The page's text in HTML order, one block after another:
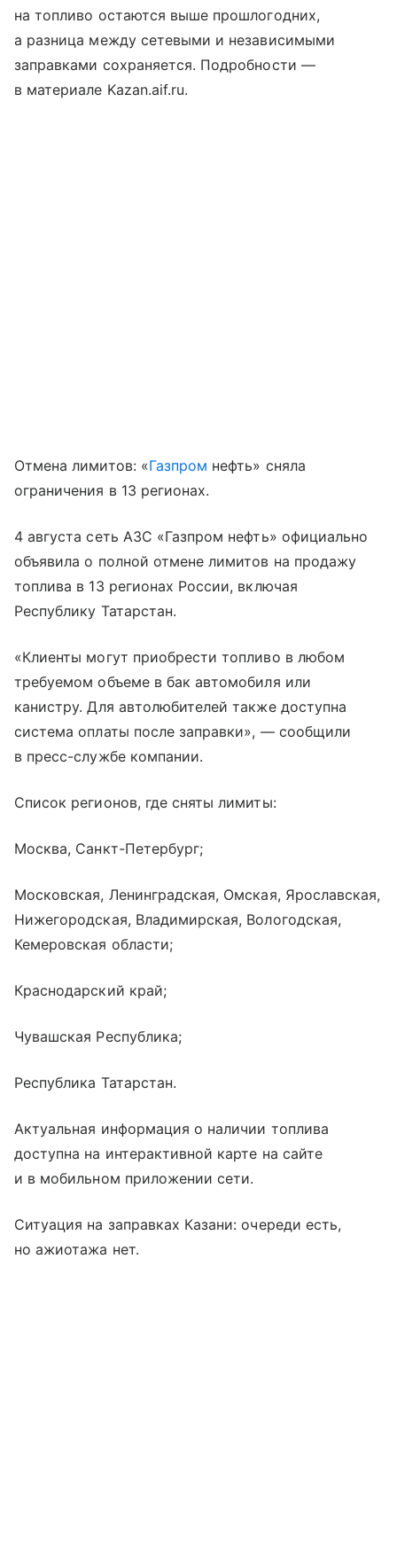
на топливо остаются выше прошлогодних,
а разница между сетевыми и независимыми
заправками сохраняется. Подробности —
в материале Kazan.aif.ru.
Отмена лимитов: «Газпром нефть» сняла
ограничения в 13 регионах.
4 августа сеть АЗС «Газпром нефть» официально
объявила о полной отмене лимитов на продажу
топлива в 13 регионах России, включая
Республику Татарстан.
«Клиенты могут приобрести топливо в любом
требуемом объеме в бак автомобиля или
канистру. Для автолюбителей также доступна
система оплаты после заправки», — сообщили
в пресс-службе компании.
Список регионов, где сняты лимиты:
Москва, Санкт-Петербург;
Московская, Ленинградская, Омская, Ярославская,
Нижегородская, Владимирская, Вологодская,
Кемеровская области;
Краснодарский край;
Чувашская Республика;
Республика Татарстан.
Актуальная информация о наличии топлива
доступна на интерактивной карте на сайте
и в мобильном приложении сети.
Ситуация на заправках Казани: очереди есть,
но ажиотажа нет.